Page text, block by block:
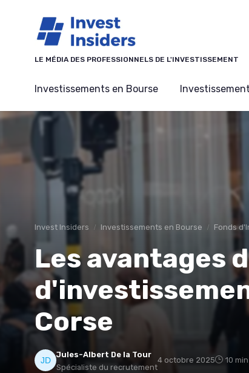
LE MÉDIA DES PROFESSIONNELS DE L'INVESTISSEMENT
Investissements en Bourse
Invest Insiders Investissements en Bourse Fonds
Les avantages
Corse
Jules-Albert De la Tour
Spécialiste du recrutement
4 octobre 2025 10